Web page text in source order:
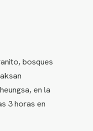
bosques
en la
3 horas en